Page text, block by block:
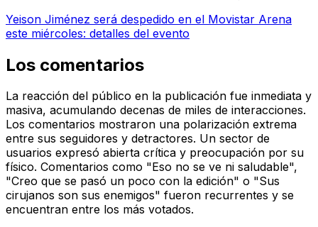
Yeison Jiménez será despedido en el Movistar Arena
este miércoles: detalles del evento
Los comentarios
La reacción del público en la publicación fue inmediata y
masiva, acumulando decenas de miles de interacciones.
Los comentarios mostraron una polarización extrema
entre sus seguidores y detractores. Un sector de
usuarios expresó abierta crítica y preocupación por su
físico. Comentarios como "Eso no se ve ni saludable",
"Creo que se pasó un poco con la edición" o "Sus
cirujanos son sus enemigos" fueron recurrentes y se
encuentran entre los más votados.